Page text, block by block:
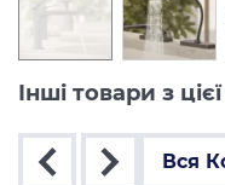
Інші товари з
Вся